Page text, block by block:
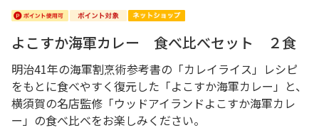
よこすか海軍カレー 食べ比べセット ２食
明治41年の海軍割烹術参考書の「カレイライス」レシピ
をもとに食べやすく復元した「よこすか海軍カレー」と、
横須賀の名店監修「ウッドアイランドよこすか海軍カレ
ー」の食べ比べをお楽しみください。